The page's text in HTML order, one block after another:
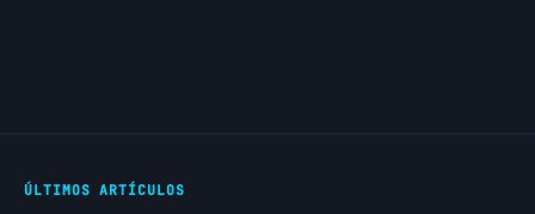
ÚLTIMOS ARTÍCULOS